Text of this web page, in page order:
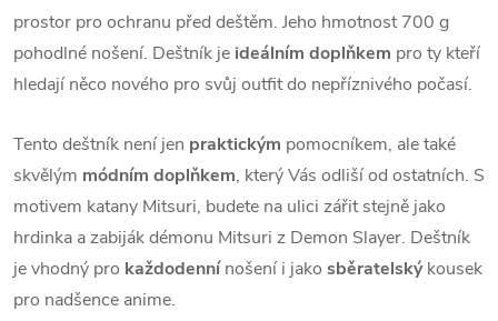
prostor pro ochranu před deštěm. Jeho hmotnost 700 g
pohodlné nošení. Deštník je ideálním doplňkem pro ty kteří
hledají něco nového pro svůj outfit do nepříznivého počasí.
Tento deštník není jen praktickým pomocníkem, ale také
skvělým módním doplňkem, který Vás odliší od ostatních. S
motivem katany Mitsuri, budete na ulici zářit stejně jako
hrdinka a zabiják démonu Mitsuri z Demon Slayer. Deštník
je vhodný pro každodennínošení i jako sběratelskýkousek
pro nadšence anime.